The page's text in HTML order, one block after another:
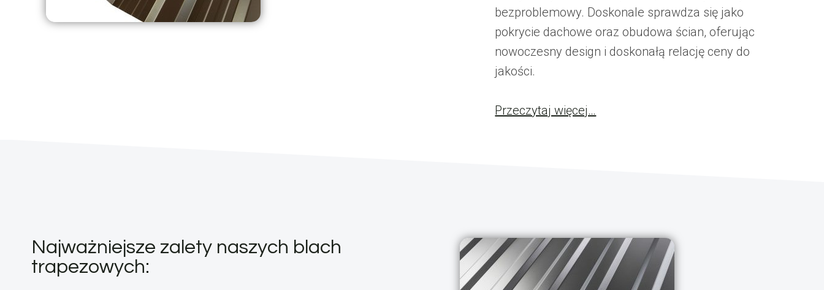
bezproblemowy. Doskonale sprawdza się jako
pokrycie dachowe oraz obudowa ścian, oferując
nowoczesny design i doskonałą relację ceny do
jakości.
Przeczytaj więcej…
Najważniejsze zalety naszych blach
trapezowych: